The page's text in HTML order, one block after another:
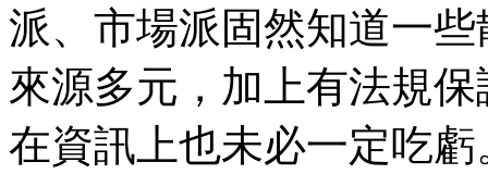
派、市場派固然知道一
來源多元，加上有法規
在資訊上也未必一定吃虧